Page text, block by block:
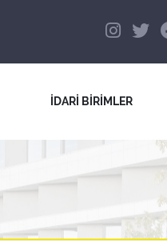
İDARİ BİRİMLER